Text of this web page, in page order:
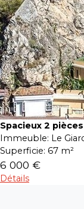
Spacieux 2
Immeuble: Le
Superficie: 67 m²
6 000 €
Détails